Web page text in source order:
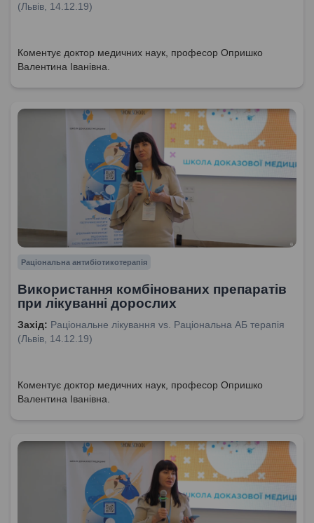
(Львів, 14.12.19)
Коментує доктор медичних наук, професор Опришко
Валентина Іванівна.
Раціональна антибіотикотерапія
Використання комбінованих препаратів
при лікуванні дорослих
Захід: Раціональне лікування vs. Раціональна АБ терапія
(Львів, 14.12.19)
Коментує доктор медичних наук, професор Опришко
Валентина Іванівна.